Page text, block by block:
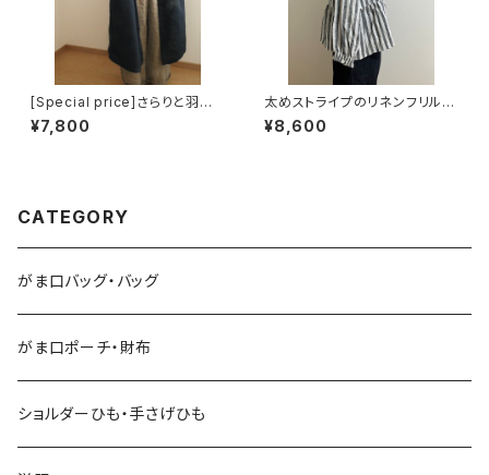
[Special price]さらりと羽織
れるロングコート(ネイビー)
¥7,800
太めストライプのリネンフリルブ
ラウス
¥8,600
CATEGORY
がま口バッグ・バッグ
がま口ポーチ・財布
ショルダーひも・手さげひも